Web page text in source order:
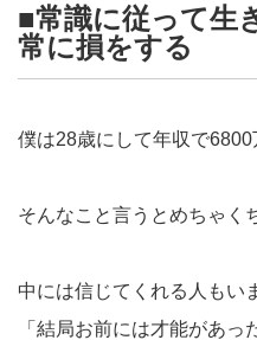
■常識に従って生
常に損をする
僕は28歳にして年収で6800
そんなこと言うとめちゃく
中には信じてくれる人もい
「結局お前には才能があっ